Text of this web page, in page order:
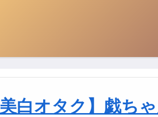
美白オタク】戯ちゃ